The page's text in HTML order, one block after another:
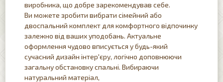
виробника, що добре зарекомендував себе.
Ви можете зробити вибрати сімейний або
двоспальний комплект для комфортного відпочинку
залежно від ваших уподобань. Актуальне
оформлення чудово вписується у будь-який
сучасний дизайн інтер'єру, логічно доповнюючи
загальну обстановку спальні. Вибираючи
натуральний матеріал,